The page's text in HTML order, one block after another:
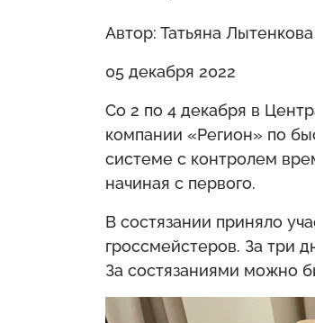
Автор: Татьяна Лытенкова
05 декабря 2022
Со 2 по 4 декабря в
компании «Регион» по
системе с контролем
начиная с первого.
В состязании приняло
гроссмейстеров. За три
За состязаниями можно